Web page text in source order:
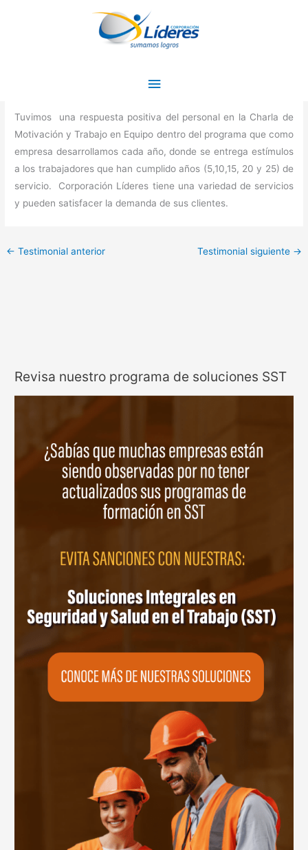
Menú
principal
Tuvimos una respuesta positiva del personal en la Charla de
Motivación y Trabajo en Equipo dentro del programa que como
empresa desarrollamos cada año, donde se entrega estímulos
a los trabajadores que han cumplido años (5,10,15, 20 y 25) de
servicio. Corporación Líderes tiene una variedad de servicios
y pueden satisfacer la demanda de sus clientes.
← Testimonial anterior Testimonial siguiente →
Revisa nuestro programa de soluciones SST